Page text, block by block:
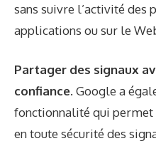
sans suivre l’activité des
applications ou sur le
Partager des signaux
confiance. Google a
fonctionnalité qui
en toute sécurité des